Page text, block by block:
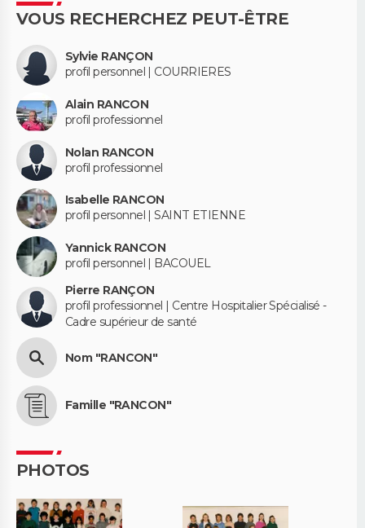
VOUS RECHERCHEZ PEUT-ÊTRE
Sylvie RANÇON
profil personnel | COURRIERES
Alain RANCON
profil professionnel
Nolan RANCON
profil professionnel
Isabelle RANCON
profil personnel | SAINT ETIENNE
Yannick RANCON
profil personnel | BACOUEL
Pierre RANÇON
profil professionnel | Centre Hospitalier Spécialisé -
Cadre supérieur de santé
Nom "RANCON"
Famille "RANCON"
PHOTOS